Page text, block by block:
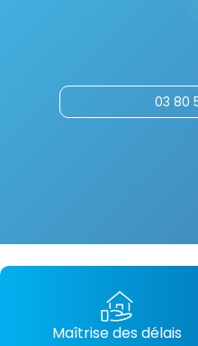
03 80
Maîtrise des délais